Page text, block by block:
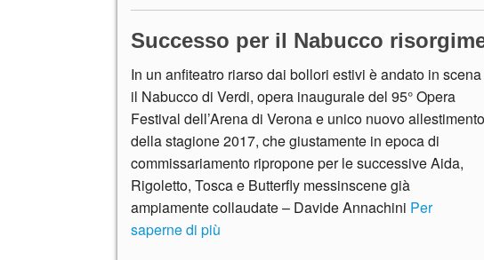
Successo per il Nabucco
In un anfiteatro riarso dai bollori estivi è andato in scena
il Nabucco di Verdi, opera inaugurale del 95° Opera
Festival dell’Arena di Verona e unico nuovo allestimento
della stagione 2017, che giustamente in epoca di
commissariamento ripropone per le successive Aida,
Rigoletto, Tosca e Butterfly messinscene già
ampiamente collaudate – Davide Annachini Per
saperne di più